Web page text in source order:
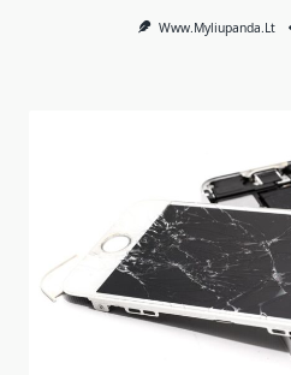
Www.myliupanda.lt